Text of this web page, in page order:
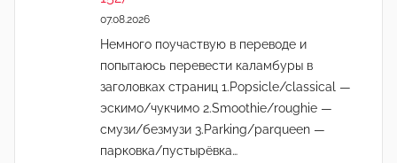
07.08.2026
Немного поучаствую в переводе и
попытаюсь перевести каламбуры в
заголовках страниц 1.Popsicle/classical —
эскимо/чукчимо 2.Smoothie/roughie —
смузи/безмузи 3.Parking/parqueen —
парковка/пустырёвка…